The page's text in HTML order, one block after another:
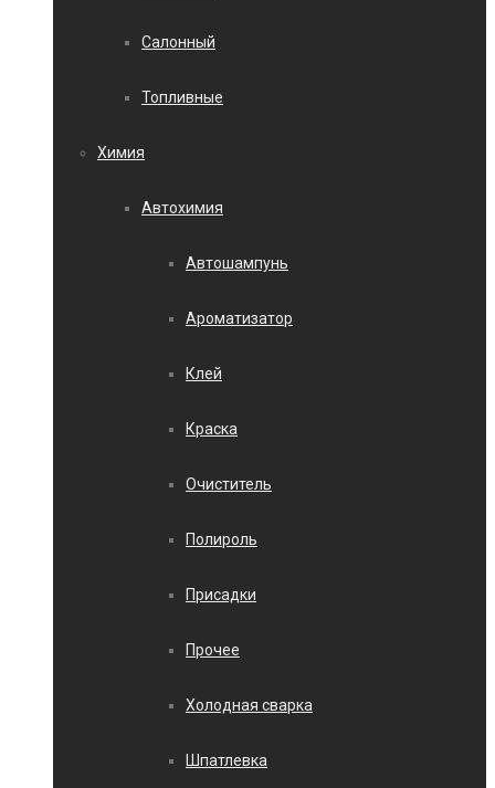
Салонный
Топливные
Химия
Автохимия
Автошампунь
Ароматизатор
Клей
Краска
Очиститель
Полироль
Присадки
Прочее
Холодная сварка
Шпатлевка